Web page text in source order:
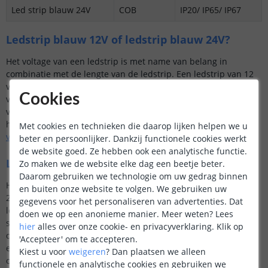
Led strip blauw 24V COB IP20/ IP65/ IP67
Ledstrip blauw 12V of ledstrip blauw 24V?
Het voltage van een ledstrip is met name van belang in
combinatie met de lengte van de ledstrip. Een ledstrip van 12
volt kan namelijk niet zo ver verlengt worden als een ledstrip
van 24 volt. Verder dient u ook rekening te houden met het
voltage bij de aanschaf van een eventuele adapter. Meer over
het verlengen van een ledstrip leest u in onze blogled strips
verlengen.
Led strip kleur: SMD of COB leds?
Het grootste verschil tussen beide typen ledstrips is dat een
2835 SMD ledstrip 120 leds per meter heeft en een COB
ledstrip 384 leds. Dit zorgt ervoor dat een COB ledstrip een
strakkere en meer egale lichtlijn heeft. Doordat de COB leds zo
dicht op elkaar zijn geplaatst geeft deze ledstrip van zichzelf al
een vrijwel “dotless” lichtlijn. Hierdoor is het niet per se nodig
om een COB ledstrip in eenled profiel te plaatsen en op die
Cookies
Met cookies en technieken die daarop lijken helpen we u
beter en persoonlijker. Dankzij functionele cookies werkt
de website goed. Ze hebben ook een analytische functie.
Zo maken we de website elke dag een beetje beter.
Daarom gebruiken we technologie om uw gedrag binnen
en buiten onze website te volgen. We gebruiken uw
gegevens voor het personaliseren van advertenties. Dat
doen we op een anonieme manier. Meer weten? Lees
hier alles over onze cookie- en privacyverklaring. Klik op
'Accepteer' om te accepteren.
Kiest u voor weigeren? Dan plaatsen we alleen
functionele en analytische cookies en gebruiken we